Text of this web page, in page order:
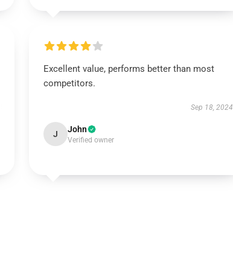
Excellent value, performs better than most
competitors.
Sep 18, 2024
J John
Verified owner